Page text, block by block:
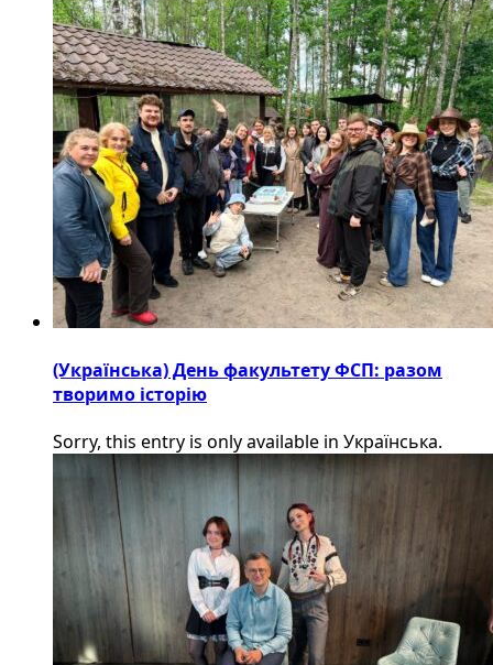
(Українська) День факультету ФСП: разом
творимо історію
Sorry, this entry is only available in Українська.